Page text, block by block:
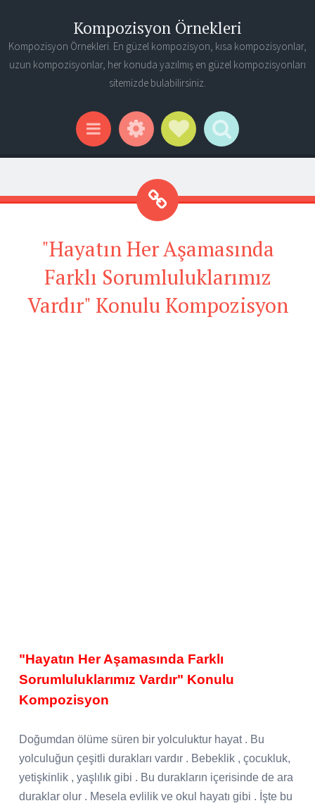
Kompozisyon Örnekleri
Kompozisyon Örnekleri. En güzel kompozisyon, kısa kompozisyonlar,
uzun kompozisyonlar, her konuda yazılmış en güzel kompozisyonları
sitemizde bulabilirsiniz.
Menu WidgetsSocial Links
Search
"Hayatın Her Aşamasında
Farklı Sorumluluklarımız
Vardır" Konulu Kompozisyon
"Hayatın Her Aşamasında Farklı
Sorumluluklarımız Vardır" Konulu
Kompozisyon
Doğumdan ölüme süren bir yolculuktur hayat . Bu
yolculuğun çeşitli durakları vardır . Bebeklik , çocukluk,
yetişkinlik , yaşlılık gibi . Bu durakların içerisinde de ara
duraklar olur . Mesela evlilik ve okul hayatı gibi . İşte bu